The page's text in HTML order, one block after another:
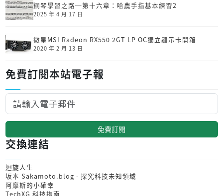
鋼琴學習之路─第十六章：哈農手指基本練習2
2025 年 4 月 17 日
微星MSI Radeon RX550 2GT LP OC獨立顯示卡開箱
2020 年 2 月 13 日
免費訂閱本站電子報
免費訂閱
交換連結
迴旋人生
坂本 Sakamoto.blog - 探究科技未知領域
阿摩斯的小確幸
TechXG 科技指南